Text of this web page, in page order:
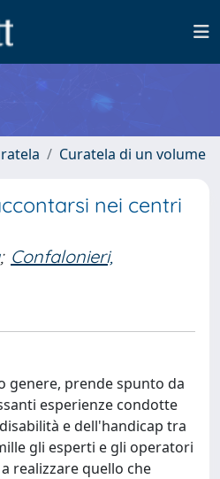
Curatela di un volume
nei centri
; Confalonieri,
genere, prende spunto da
esperienze condotte
e dell'handicap tra
gli esperti e gli operatori
realizzare quello che